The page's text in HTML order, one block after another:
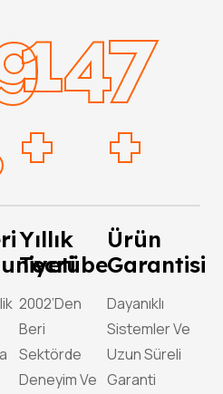
20
+
Yıllık
Tecrübe
2002’den
Beri
Sektörde
Deneyim Ve
10
+
Ürün
Garantisi
Dayanıklı
Sistemler Ve
Uzun Süreli
Garanti